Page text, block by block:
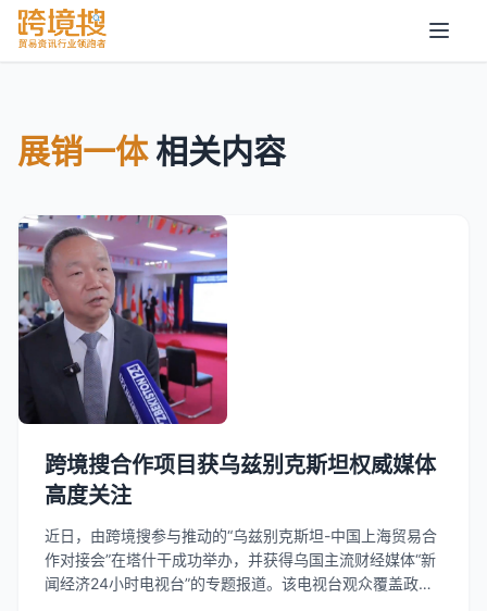
展销一体相关内容
跨境搜合作项目获乌兹别克斯坦权威媒体
高度关注
近日，由跨境搜参与推动的“乌兹别克斯坦-中国上海贸易合
作对接会”在塔什干成功举办，并获得乌国主流财经媒体“新
闻经济24小时电视台”的专题报道。该电视台观众覆盖政